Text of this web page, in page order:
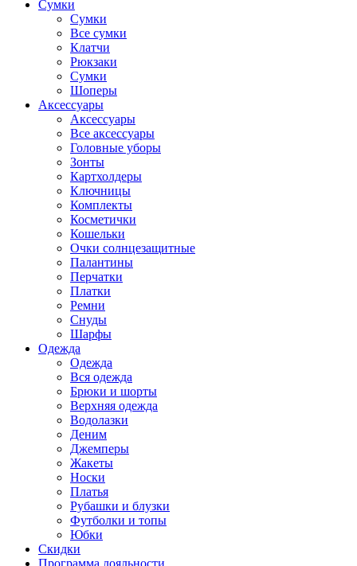
Сумки
Сумки
Все сумки
Клатчи
Рюкзаки
Сумки
Шоперы
Аксессуары
Аксессуары
Все аксессуары
Головные уборы
Зонты
Картхолдеры
Ключницы
Комплекты
Косметички
Кошельки
Очки солнцезащитные
Палантины
Перчатки
Платки
Ремни
Снуды
Шарфы
Одежда
Одежда
Вся одежда
Брюки и шорты
Верхняя одежда
Водолазки
Деним
Джемперы
Жакеты
Носки
Платья
Рубашки и блузки
Футболки и топы
Юбки
Скидки